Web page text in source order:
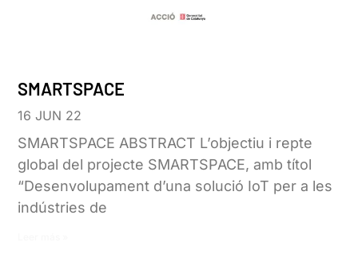
SMARTSPACE
16 JUN 22
SMARTSPACE ABSTRACT L’objectiu i repte
global del projecte SMARTSPACE, amb títol
“Desenvolupament d’una solució IoT per a les
indústries de